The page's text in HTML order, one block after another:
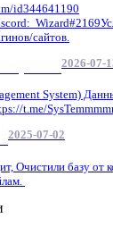
id344641190
сайтов.
2026-07-
System)
t.me/
2025-07-02
Очистили базу от